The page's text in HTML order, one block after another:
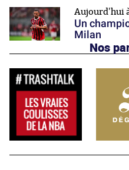
Aujourd'hui
Un
Milan
Nos